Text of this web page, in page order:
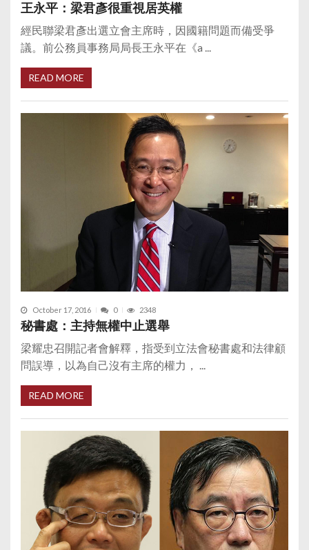
王永平：梁君彥很重視居英權
經民聯梁君彥出選立會主席時，因國籍問題而備受爭
議。前公務員事務局局長王永平在《a ...
READ MORE
October 17, 2016 0 2348
秘書處：主持無權中止選舉
梁耀忠召開記者會解釋，指受到立法會秘書處和法律顧
問誤導，以為自己沒有主席的權力， ...
READ MORE